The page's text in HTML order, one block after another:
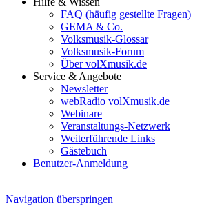
FAQ (häufig gestellte Fragen)
GEMA & Co.
Volksmusik-Glossar
Volksmusik-Forum
Über volXmusik.de
Service & Angebote
Newsletter
webRadio volXmusik.de
Webinare
Veranstaltungs-Netzwerk
Weiterführende Links
Gästebuch
Benutzer-Anmeldung
Navigation überspringen